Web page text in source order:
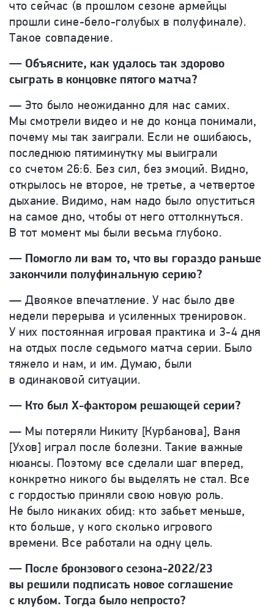
что сейчас (в прошлом сезоне армейцы
прошли сине-бело-голубых в полуфинале).
Такое совпадение.
— Объясните, как удалось так здорово
сыграть в концовке пятого матча?
— Это было неожиданно для нас самих.
Мы смотрели видео и не до конца понимали,
почему мы так заиграли. Если не ошибаюсь,
последнюю пятиминутку мы выиграли
со счетом 26:6. Без сил, без эмоций. Видно,
открылось не второе, не третье, а четвертое
дыхание. Видимо, нам надо было опуститься
на самое дно, чтобы от него оттолкнуться.
В тот момент мы были весьма глубоко.
— Помогло ли вам то, что вы гораздо раньше
закончили полуфинальную серию?
— Двоякое впечатление. У нас было две
недели перерыва и усиленных тренировок.
У них постоянная игровая практика и 3-4 дня
на отдых после седьмого матча серии. Было
тяжело и нам, и им. Думаю, были
в одинаковой ситуации.
— Кто был Х-фактором решающей серии?
— Мы потеряли Никиту [Курбанова], Ваня
[Ухов] играл после болезни. Такие важные
нюансы. Поэтому все сделали шаг вперед,
конкретно никого бы выделять не стал. Все
с гордостью приняли свою новую роль.
Не было никаких обид: кто забьет меньше,
кто больше, у кого сколько игрового
времени. Все работали на одну цель.
— После бронзового сезона-2022/23
вы решили подписать новое соглашение
с клубом. Тогда было непросто?